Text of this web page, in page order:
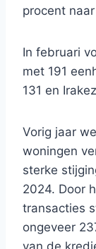
procent
In februari
met 191
131 en
Vorig jaar
woningen
sterke
2024. Door
transacties
ongeveer